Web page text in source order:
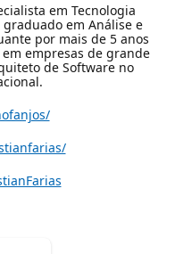
em Tecnologia
em Análise e
por mais de 5 anos
empresas de grande
de Software no